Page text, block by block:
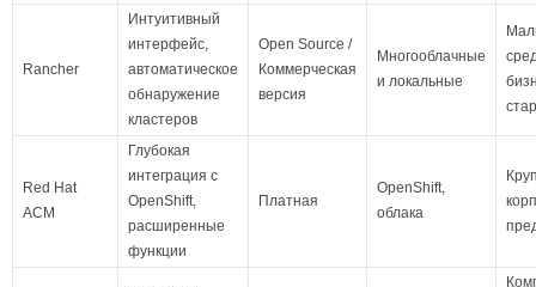
Rancher
Интуитивный
интерфейс,
автоматическое
обнаружение
кластеров
Open Source /
Коммерческая
версия
Многооблачные
и локальные
Red Hat
ACM
Глубокая
интеграция с
OpenShift,
расширенные
функции
Платная
OpenShift,
облака